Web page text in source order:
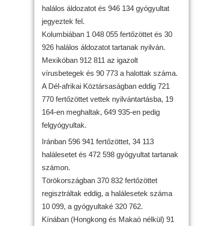
halálos áldozatot és 946 134 gyógyultat
jegyeztek fel.
Kolumbiában 1 048 055 fertőzöttet és 30
926 halálos áldozatot tartanak nyilván.
Mexikóban 912 811 az igazolt
vírusbetegek és 90 773 a halottak száma.
A Dél-afrikai Köztársaságban eddig 721
770 fertőzöttet vettek nyilvántartásba, 19
164-en meghaltak, 649 935-en pedig
felgyógyultak.
Iránban 596 941 fertőzöttet, 34 113
halálesetet és 472 598 gyógyultat tartanak
számon.
Törökországban 370 832 fertőzöttet
regisztráltak eddig, a halálesetek száma
10 099, a gyógyultaké 320 762.
Kínában (Hongkong és Makaó nélkül) 91